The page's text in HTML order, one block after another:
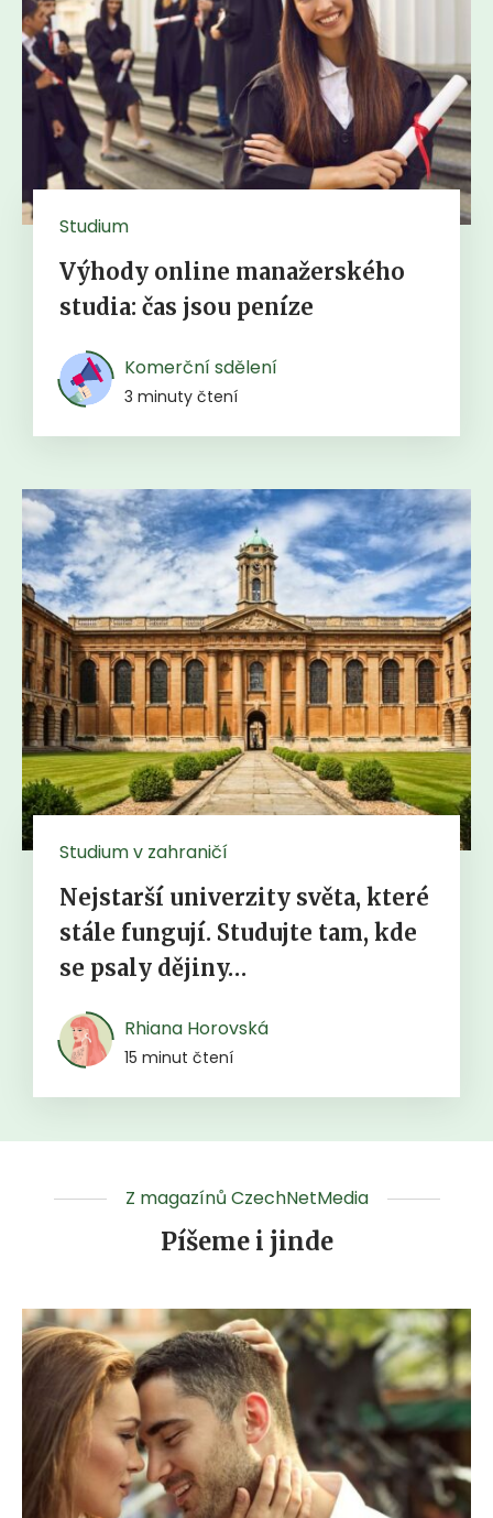
Studium
Výhody online manažerského
studia: čas jsou peníze
Komerční sdělení
3 minuty čtení
Studium v zahraničí
Nejstarší univerzity světa, které
stále fungují. Studujte tam, kde
se psaly dějiny…
Rhiana Horovská
15 minut čtení
Z magazínů CzechNetMedia
Píšeme i jinde